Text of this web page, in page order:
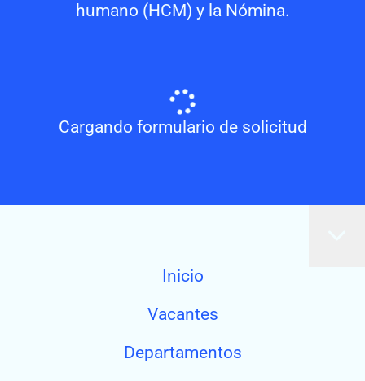
humano (HCM) y la Nómina.
Cargando formulario de solicitud
Inicio
Vacantes
Departamentos